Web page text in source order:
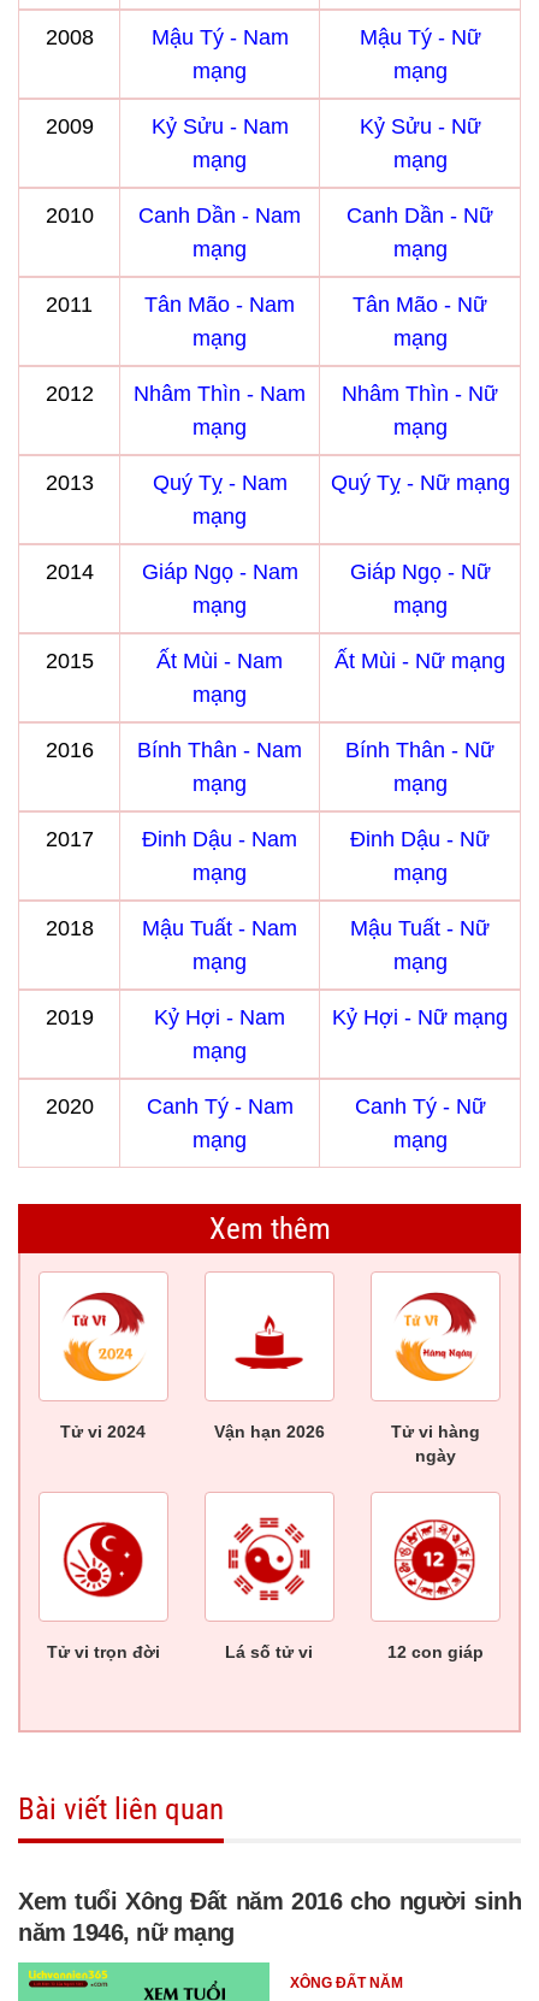
2008
Mậu Tý - Nam
mạng
Mậu Tý - Nữ
mạng
2009
Kỷ Sửu - Nam
mạng
Kỷ Sửu - Nữ
mạng
2010
Canh Dần - Nam
mạng
Canh Dần - Nữ
mạng
2011
Tân Mão - Nam
mạng
Tân Mão - Nữ
mạng
2012
Nhâm Thìn - Nam
mạng
Nhâm Thìn - Nữ
mạng
2013
Quý Tỵ - Nam
mạng
Quý Tỵ - Nữ mạng
2014
Giáp Ngọ - Nam
mạng
Giáp Ngọ - Nữ
mạng
2015
Ất Mùi - Nam
mạng
Ất Mùi - Nữ mạng
2016
Bính Thân - Nam
mạng
Bính Thân - Nữ
mạng
2017
Đinh Dậu - Nam
mạng
Đinh Dậu - Nữ
mạng
2018
Mậu Tuất - Nam
mạng
Mậu Tuất - Nữ
mạng
2019
Kỷ Hợi - Nam
mạng
Kỷ Hợi - Nữ mạng
2020
Canh Tý - Nam
mạng
Canh Tý - Nữ
mạng
Xem thêm
Tử vi 2024 Vận hạn 2026
Tử vi hàng
ngày
Tử vi trọn đời Lá số tử vi 12 con giáp
Bài viết liên quan
Xem tuổi Xông Đất năm 2016 cho người sinh
năm 1946, nữ mạng
XÔNG ĐẤT NĂM